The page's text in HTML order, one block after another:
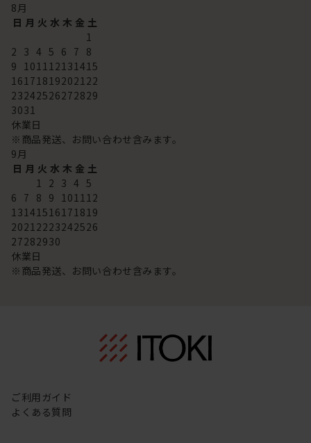
8月
日 月 火 水 木 金 土
1
2 3 4 5 6 7 8
9 101112131415
16171819202122
23242526272829
3031
休業日
※商品発送、お問い合わせ含みます。
9月
日 月 火 水 木 金 土
1 2 3 4 5
6 7 8 9 101112
13141516171819
20212223242526
27282930
休業日
※商品発送、お問い合わせ含みます。
ご利用ガイド
よくある質問